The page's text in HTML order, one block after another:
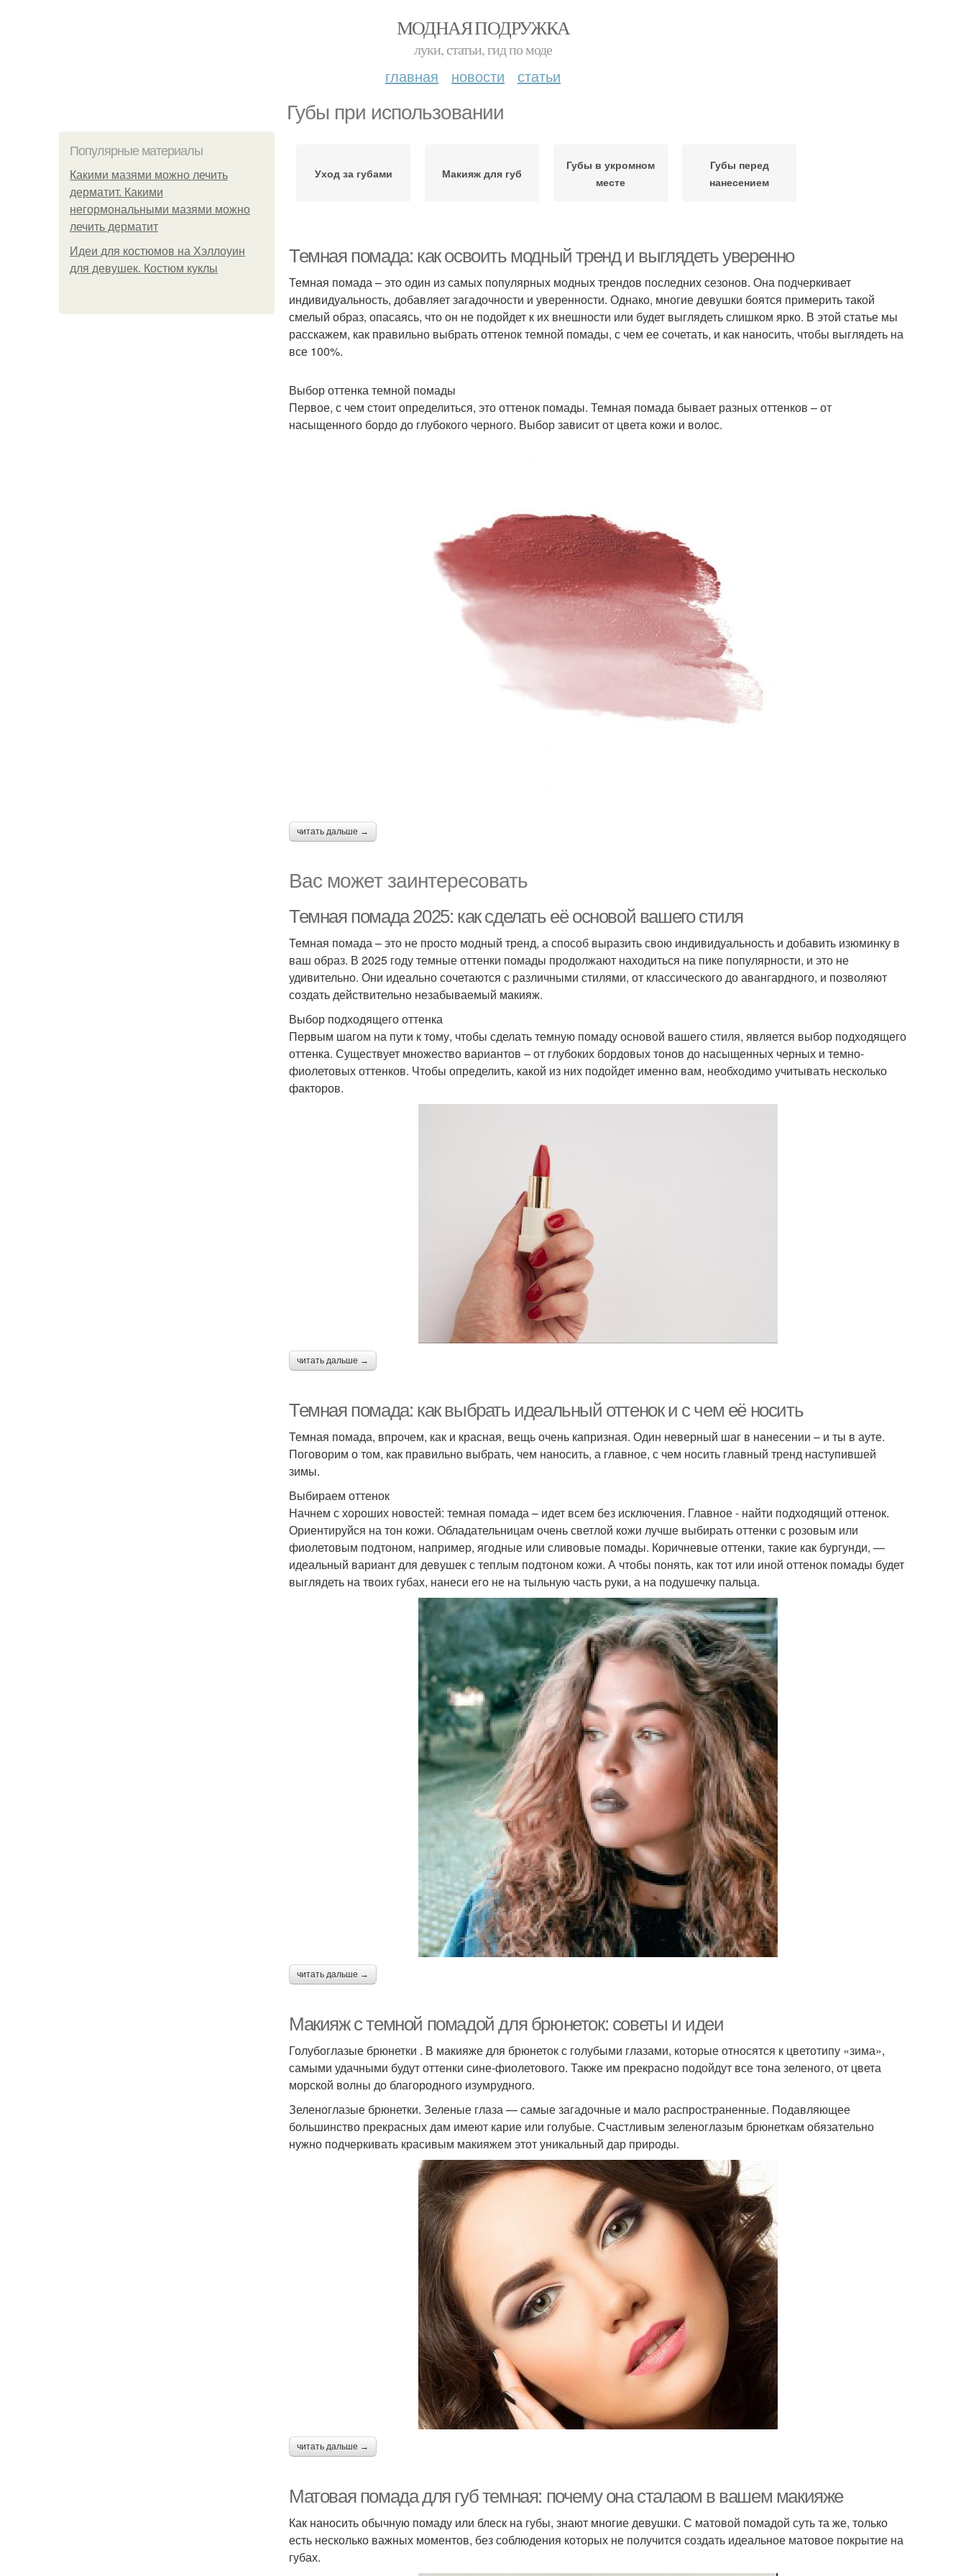
МОДНАЯ ПОДРУЖКА
луки, статьи, гид по моде
главная новости статьи
Губы при использовании
Популярные материалы
Какими мазями можно лечить
дерматит. Какими
негормональными мазями можно
лечить дерматит
Идеи для костюмов на Хэллоуин
для девушек. Костюм куклы
Уход за губами Макияж для губ
Губы в укромном
месте
Губы перед
нанесением
Темная помада: как освоить модный тренд и выглядеть уверенно
Темная помада – это один из самых популярных модных трендов последних сезонов. Она подчеркивает
индивидуальность, добавляет загадочности и уверенности. Однако, многие девушки боятся примерить такой
смелый образ, опасаясь, что он не подойдет к их внешности или будет выглядеть слишком ярко. В этой статье мы
расскажем, как правильно выбрать оттенок темной помады, с чем ее сочетать, и как наносить, чтобы выглядеть на
все 100%.
Выбор оттенка темной помады
Первое, с чем стоит определиться, это оттенок помады. Темная помада бывает разных оттенков – от
насыщенного бордо до глубокого черного. Выбор зависит от цвета кожи и волос.
читать дальше →
Вас может заинтересовать
Темная помада 2025: как сделать её основой вашего стиля
Темная помада – это не просто модный тренд, а способ выразить свою индивидуальность и добавить изюминку в
ваш образ. В 2025 году темные оттенки помады продолжают находиться на пике популярности, и это не
удивительно. Они идеально сочетаются с различными стилями, от классического до авангардного, и позволяют
создать действительно незабываемый макияж.
Выбор подходящего оттенка
Первым шагом на пути к тому, чтобы сделать темную помаду основой вашего стиля, является выбор подходящего
оттенка. Существует множество вариантов – от глубоких бордовых тонов до насыщенных черных и темно-
фиолетовых оттенков. Чтобы определить, какой из них подойдет именно вам, необходимо учитывать несколько
факторов.
читать дальше →
Темная помада: как выбрать идеальный оттенок и с чем её носить
Темная помада, впрочем, как и красная, вещь очень капризная. Один неверный шаг в нанесении – и ты в ауте.
Поговорим о том, как правильно выбрать, чем наносить, а главное, с чем носить главный тренд наступившей
зимы.
Выбираем оттенок
Начнем с хороших новостей: темная помада – идет всем без исключения. Главное - найти подходящий оттенок.
Ориентируйся на тон кожи. Обладательницам очень светлой кожи лучше выбирать оттенки с розовым или
фиолетовым подтоном, например, ягодные или сливовые помады. Коричневые оттенки, такие как бургунди, —
идеальный вариант для девушек с теплым подтоном кожи. А чтобы понять, как тот или иной оттенок помады будет
выглядеть на твоих губах, нанеси его не на тыльную часть руки, а на подушечку пальца.
читать дальше →
Макияж с темной помадой для брюнеток: советы и идеи
Голубоглазые брюнетки . В макияже для брюнеток с голубыми глазами, которые относятся к цветотипу «зима»,
самыми удачными будут оттенки сине-фиолетового. Также им прекрасно подойдут все тона зеленого, от цвета
морской волны до благородного изумрудного.
Зеленоглазые брюнетки. Зеленые глаза — самые загадочные и мало распространенные. Подавляющее
большинство прекрасных дам имеют карие или голубые. Счастливым зеленоглазым брюнеткам обязательно
нужно подчеркивать красивым макияжем этот уникальный дар природы.
читать дальше →
Матовая помада для губ темная: почему она сталаом в вашем макияже
Как наносить обычную помаду или блеск на губы, знают многие девушки. С матовой помадой суть та же, только
есть несколько важных моментов, без соблюдения которых не получится создать идеальное матовое покрытие на
губах.